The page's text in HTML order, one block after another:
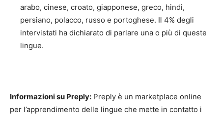
arabo, cinese, croato, giapponese, greco, hindi,
persiano, polacco, russo e portoghese. Il 4% degli
intervistati ha dichiarato di parlare una o più di queste
lingue.
Informazioni su Preply: Preply è un marketplace online
per l’apprendimento delle lingue che mette in contatto i